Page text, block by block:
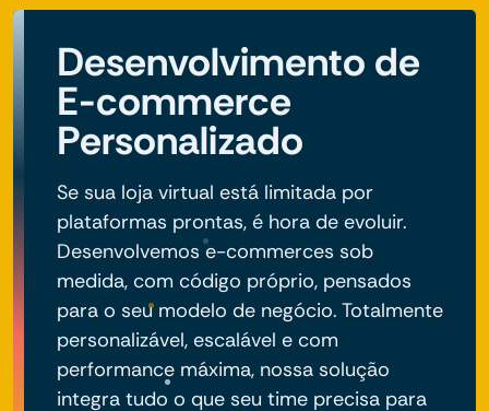
Desenvolvimento de
E-commerce
Personalizado
Se sua loja virtual está limitada por
plataformas prontas, é hora de evoluir.
Desenvolvemos e-commerces sob
medida, com código próprio, pensados
para o seu modelo de negócio. Totalmente
personalizável, escalável e com
performance máxima, nossa solução
integra tudo o que seu time precisa para